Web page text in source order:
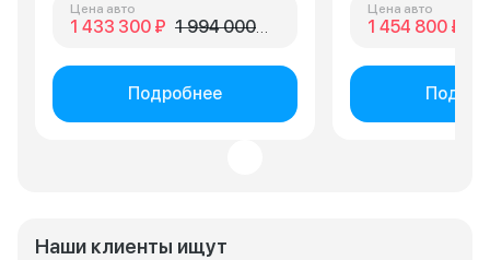
Наши клиенты ищут
Цена авто
1 433 300 ₽ 1 994 000 ₽
Подробнее
Цена авто
1 454 800 ₽